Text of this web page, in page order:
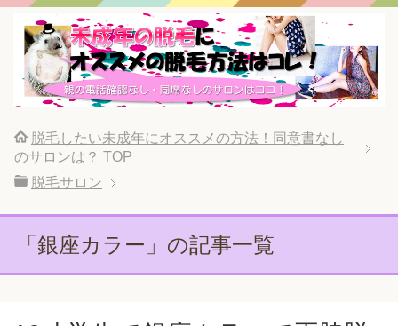
脱毛したい未成年にオススメの方法！同意書なし
のサロンは？ TOP
脱毛サロン
「銀座カラー」の記事一覧